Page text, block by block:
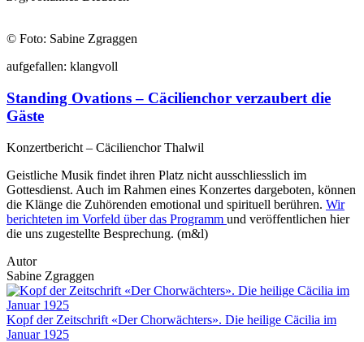
© Foto: Sabine Zgraggen
aufgefallen: klangvoll
Standing Ovations – Cäcilienchor verzaubert die
Gäste
Konzertbericht – Cäcilienchor Thalwil
Geistliche Musik findet ihren Platz nicht ausschliesslich im
Gottesdienst. Auch im Rahmen eines Konzertes dargeboten, können
die Klänge die Zuhörenden emotional und spirituell berühren. Wir
berichteten im Vorfeld über das Programm und veröffentlichen hier
die uns zugestellte Besprechung. (m&l)
Autor
Sabine Zgraggen
Kopf der Zeitschrift «Der Chorwächters». Die heilige Cäcilia im
Januar 1925